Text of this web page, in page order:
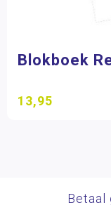
Blokboek
13,95
Betaal